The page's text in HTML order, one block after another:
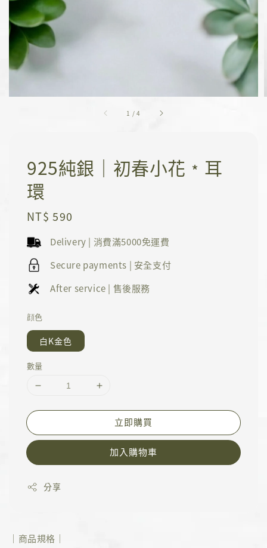
1 /4
925純銀｜初春小花﹡耳
環
Regular
NT$ 590
Delivery | 消費滿5000免運費
Secure payments | 安全支付
After service | 售後服務
顔色
白K金色
數量
立即購買
加入購物車
分享
｜商品規格｜